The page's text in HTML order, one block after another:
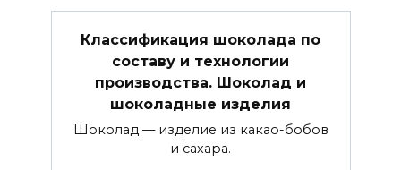
Классификация шоколада по
составу и технологии
производства. Шоколад и
шоколадные изделия
Шоколад — изделие из какао-бобов
и сахара.